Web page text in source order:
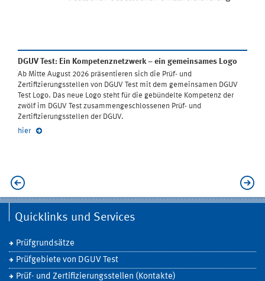
DGUV Test: Ein Kompetenznetzwerk – ein gemeinsames Logo
Ab Mitte August 2026 präsentieren sich die Prüf- und
Zertifizierungsstellen von DGUV Test mit dem gemeinsamen DGUV
Test Logo. Das neue Logo steht für die gebündelte Kompetenz der
zwölf im DGUV Test zusammengeschlossenen Prüf- und
Zertifizierungsstellen der DGUV.
hier
Quicklinks und Services
Prüfgrundsätze
Prüfgebiete von DGUV Test
Prüf- und Zertifizierungsstellen (Kontakte)